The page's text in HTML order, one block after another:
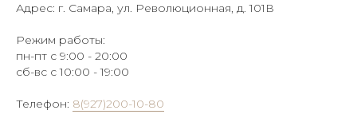
Адрес: г. Самара, ул. Революционная, д. 101В
Режим работы:
пн-пт с 9:00 - 20:00
сб-вс с 10:00 - 19:00
Телефон: 8(927)200-10-80